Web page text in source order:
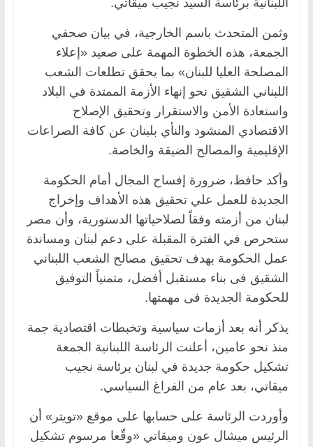
وثمن المتحدث باسم الخارجية، في بيان صحفي
الجمعة، هذه الخطوة المهمة على صعيد «إعلاء
المصلحة العليا للبنان» بما يحقق تطلعات الشعب
اللبناني الشقيق نحو إنهاء الأزمة الممتدة في البلاد
واستعادة الأمن والاستقرار وتحقيق الإصلاح
الاقتصادي المنشود والنأي بلبنان عن كافة الصراعات
الإقليمية والمصالح الضيقة والخاصة.
وأكد حافظ، ضرورة إفساح المجال أمام الحكومة
الجديدة للعمل علي تحقيق هذه الأهداف وإخراج
لبنان من أزمته وفقاً لصلاحياتها الدستورية، وأن مصر
ستحرص في الفترة المقبلة على دعم لبنان ومساندة
عمل الحكومة بهدف تحقيق مصالح الشعب اللبناني
الشقيق فى بناء مستقبل أفضل، متمنياً التوفيق
للحكومة الجديدة فى مهمتها.
يذكر أنه بعد أزمات سياسية وتخبطات اقتصادية جمة
منذ نحو عامين، أعلنت الرئاسة اللبنانية الجمعة
تشكيل حكومة جديدة في لبنان برئاسة نجيب
ميقاتي، بعد عام من الفراغ السياسي.
وأوردت الرئاسة على حسابها على موقع «تويتر» أن
الرئيس ميشال عون وميقاتي «وقّعا مرسوم تشكيل